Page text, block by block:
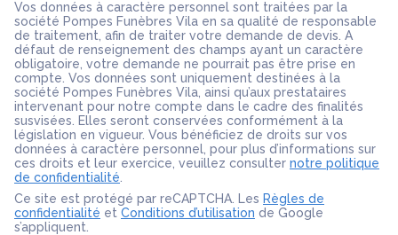
Vos données à caractère personnel sont traitées par la
société Pompes Funèbres Vila en sa qualité de responsable
de traitement, afin de traiter votre demande de devis. A
défaut de renseignement des champs ayant un caractère
obligatoire, votre demande ne pourrait pas être prise en
compte. Vos données sont uniquement destinées à la
société Pompes Funèbres Vila, ainsi qu’aux prestataires
intervenant pour notre compte dans le cadre des finalités
susvisées. Elles seront conservées conformément à la
législation en vigueur. Vous bénéficiez de droits sur vos
données à caractère personnel, pour plus d’informations sur
ces droits et leur exercice, veuillez consulter notre politique
de confidentialité
Ce site est protégé par reCAPTCHA. Les Règles de
confidentialité et Conditions d’utilisation de Google
s’appliquent.